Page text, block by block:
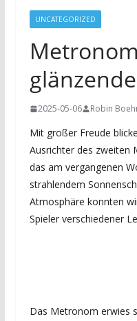
UNCATEGORIZED
2025-05-06 Robin
Mit großer Freude
Ausrichter des zweiten
das am vergangenen
strahlendem
Atmosphäre konnten
Spieler verschiedener
Das Metronom erwies